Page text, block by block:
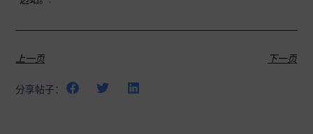
上一页 下一页
分享帖子：